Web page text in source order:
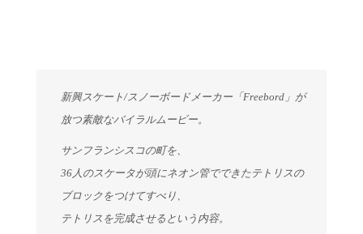
新興スケート/スノーボードメーカー「Freebord」が
放つ素敵なバイラルムービー。
サンフランシスコの町を、
36人のスケータが頭にネオン管でできたテトリスの
ブロックをつけてすべり、
テトリスを完成させるという内容。